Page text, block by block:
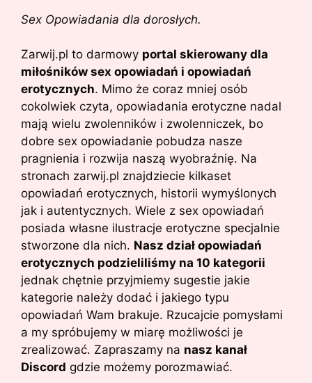
Sex Opowiadania dla dorosłych.
Zarwij.pl to darmowy portal skierowany dla
miłośników sex opowiadań i opowiadań
erotycznych. Mimo że coraz mniej osób
cokolwiek czyta, opowiadania erotyczne nadal
mają wielu zwolenników i zwolenniczek, bo
dobre sex opowiadanie pobudza nasze
pragnienia i rozwija naszą wyobraźnię. Na
stronach zarwij.pl znajdziecie kilkaset
opowiadań erotycznych, historii wymyślonych
jak i autentycznych. Wiele z sex opowiadań
posiada własne ilustracje erotyczne specjalnie
stworzone dla nich. Nasz dział opowiadań
erotycznych podzieliliśmy na 10 kategorii
jednak chętnie przyjmiemy sugestie jakie
kategorie należy dodać i jakiego typu
opowiadań Wam brakuje. Rzucajcie pomysłami
a my spróbujemy w miarę możliwości je
zrealizować. Zapraszamy na nasz kanał
Discord gdzie możemy porozmawiać.